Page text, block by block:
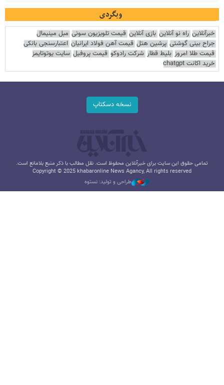
وبگردی
خبرآنلاین راه نو آنلاین بازی آنلاین قیمت تلویزیون سونی مبل مینیمال
جراح بینی گوشتی پرشین هتل قیمت آهن فولاد ایرانیان اعتبارسنجی بانکی
قیمت طلا امروز بلیط قطار شرکت رادوکو قیمت پروفیل سایت یوتوتایمز
خرید اکانت chatgpt
نسخه دسکتاپ
تمامی حقوق این سایت برای خبرآنلاین محفوظ است. نقل مطالب با ذکر منبع بلامانع است.
Copyright © 2025 khabaronline News Agancy, All rights reserved
طراحی و تولید: نستوه